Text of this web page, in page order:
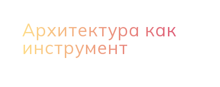
Архитектура как
инструмент